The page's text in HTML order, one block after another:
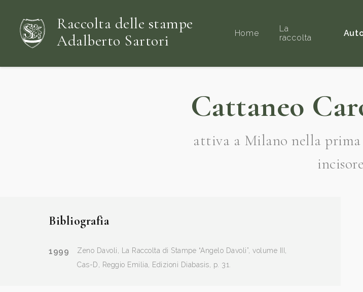
Raccolta delle stampe
Adalberto Sartori
Home
La
raccolta
Cattaneo
attiva a Milano nella
incisore
Bibliografia
1999
Zeno Davoli, La Raccolta di Stampe “Angelo Davoli”, volume III,
Cas-D, Reggio Emilia, Edizioni Diabasis, p. 31.